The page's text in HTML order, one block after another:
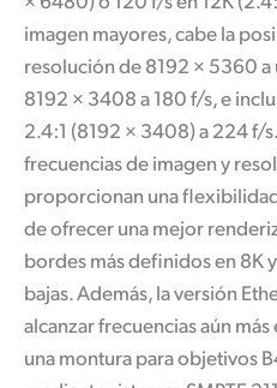
imagen mayores, cabe la
resolución de 8192 × 5360
8192 × 3408 a 180 f/s, e
2.4:1 (8192 × 3408) a 224 f/
frecuencias de imagen y
proporcionan una
de ofrecer una mejor
bordes más definidos en 8K
bajas. Además,la versión
alcanzar frecuencias aún
una montura para objetivos